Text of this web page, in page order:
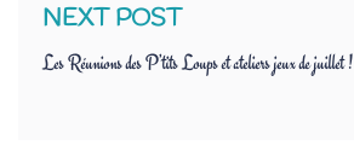
NEXT POST
Les Réunions des P’tits Loups et ateliers jeux de juillet !